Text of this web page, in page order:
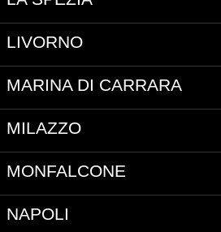
LIVORNO
MARINA DI CARRARA
MILAZZO
MONFALCONE
NAPOLI